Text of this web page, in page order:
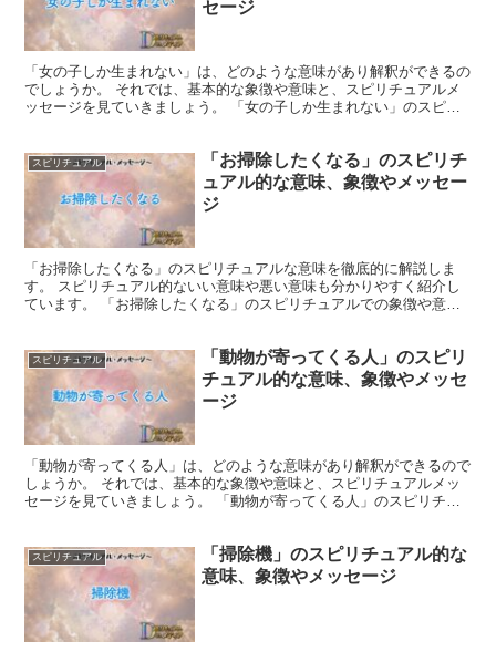
セージ
「女の子しか生まれない」は、どのような意味があり解釈ができるの
でしょうか。 それでは、基本的な象徴や意味と、スピリチュアルメ
ッセージを見ていきましょう。 「女の子しか生まれない」のスピリ
スピリチュアル
「お掃除したくなる」のスピリチ
ュアル的な意味、象徴やメッセー
ジ
「お掃除したくなる」のスピリチュアルな意味を徹底的に解説しま
す。 スピリチュアル的ないい意味や悪い意味も分かりやすく紹介し
ています。 「お掃除したくなる」のスピリチュアルでの象徴や意味
スピリチュアル
「動物が寄ってくる人」のスピリ
チュアル的な意味、象徴やメッセ
ージ
「動物が寄ってくる人」は、どのような意味があり解釈ができるので
しょうか。 それでは、基本的な象徴や意味と、スピリチュアルメッ
セージを見ていきましょう。 「動物が寄ってくる人」のスピリチュ
スピリチュアル
「掃除機」のスピリチュアル的な
意味、象徴やメッセージ